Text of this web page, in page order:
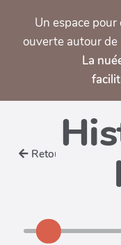
Un espace
ouverte autour
La
Retour